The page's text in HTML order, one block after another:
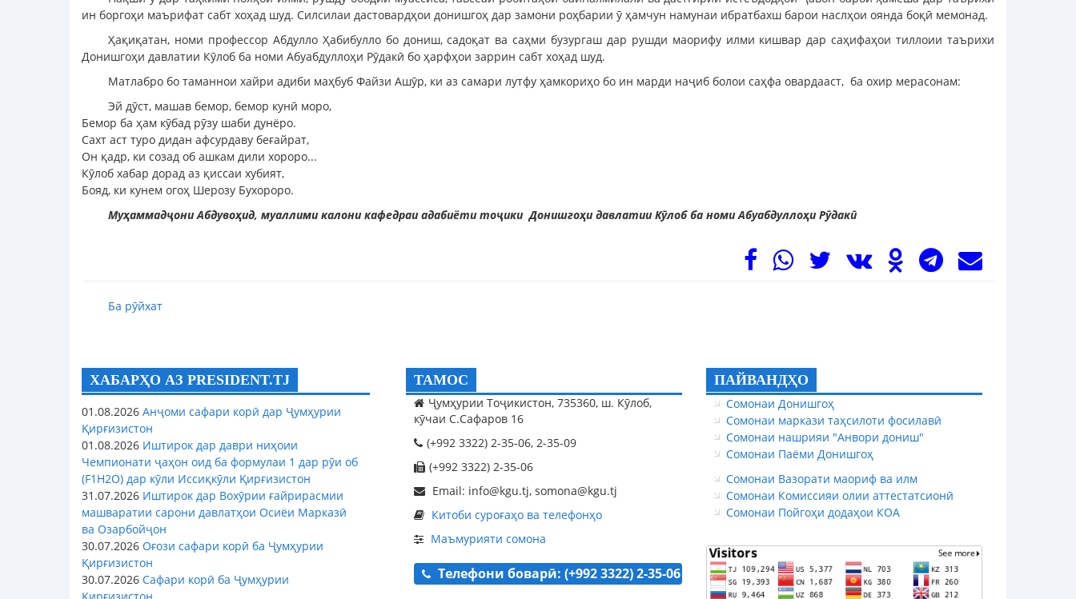
ин боргоҳи маърифат сабт хоҳад шуд. Силсилаи дастовардҳои донишгоҳ дар замони роҳбарии ӯ ҳамчун намунаи ибратбахш барои наслҳои оянда боқӣ мемонад.
Ҳақиқатан, номи профессор Абдулло Ҳабибулло бо дониш, садоқат ва саҳми бузургаш дар рушди маорифу илми кишвар дар саҳифаҳои тиллоии таърихи
Донишгоҳи давлатии Кӯлоб ба номи Абуабдуллоҳи Рӯдакӣ бо ҳарфҳои заррин сабт хоҳад шуд.
Матлабро бо таманнои хайри адиби маҳбуб Файзи Ашӯр, ки аз самари лутфу ҳамкориҳо бо ин марди наҷиб болои саҳфа овардааст, ба охир мерасонам:
Эй дӯст, машав бемор, бемор кунӣ моро,
Бемор ба ҳам кӯбад рӯзу шаби дунёро.
Сахт аст туро дидан афсурдаву беғайрат,
Он қадр, ки созад об ашкам дили хороро...
Кӯлоб хабар дорад аз қиссаи хубият,
Бояд, ки кунем огоҳ Шерозу Бухороро.
Муҳаммадҷони Абдувоҳид, муаллими калони кафедраи адабиёти тоҷики Донишгоҳи давлатии Кӯлоб ба номи Абуабдуллоҳи Рӯдакӣ
Ба рӯйхат
ХАБАРҲО АЗ PRESIDENT.TJ
01.08.2026 Анҷоми сафари корӣ дар Ҷумҳурии
Қирғизистон
01.08.2026 Иштирок дар даври ниҳоии
Чемпионати ҷаҳон оид ба формулаи 1 дар рӯи об
(F1H2O) дар кӯли Иссиқкӯли Қирғизистон
31.07.2026 Иштирок дар Вохӯрии ғайрирасмии
машваратии сарони давлатҳои Осиёи Марказӣ
ва Озарбойҷон
30.07.2026 Оғози сафари корӣ ба Ҷумҳурии
Қирғизистон
30.07.2026 Сафари корӣ ба Ҷумҳурии
ТАМОС
Ҷумҳурии Тоҷикистон, 735360, ш. Кӯлоб,
кӯчаи С.Сафаров 16
(+992 3322) 2-35-06, 2-35-09
(+992 3322) 2-35-06
Email: info@kgu.tj, somona@kgu.tj
Китоби суроғаҳо ва телефонҳо
Маъмурияти сомона
Телефони боварӣ: (+992 3322) 2-35-06
ПАЙВАНДҲО
Сомонаи Донишгоҳ
Сомонаи маркази таҳсилоти фосилавӣ
Сомонаи нашрияи "Анвори дониш"
Сомонаи Паёми Донишгоҳ
Сомонаи Вазорати маориф ва илм
Сомонаи Комиссияи олии аттестатсионӣ
Сомонаи Пойгоҳи додаҳои КОА